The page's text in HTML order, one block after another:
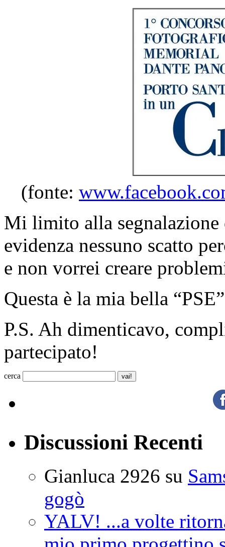
(fonte:
Mi limito alla
evidenza nessuno scatto
e non vorrei creare
Questa è la mia bella
P.S. Ah dimenticavo,
partecipato!
cerca
Discussioni Recenti
Gianluca 2926 su
gogò
YALV! ...a volte